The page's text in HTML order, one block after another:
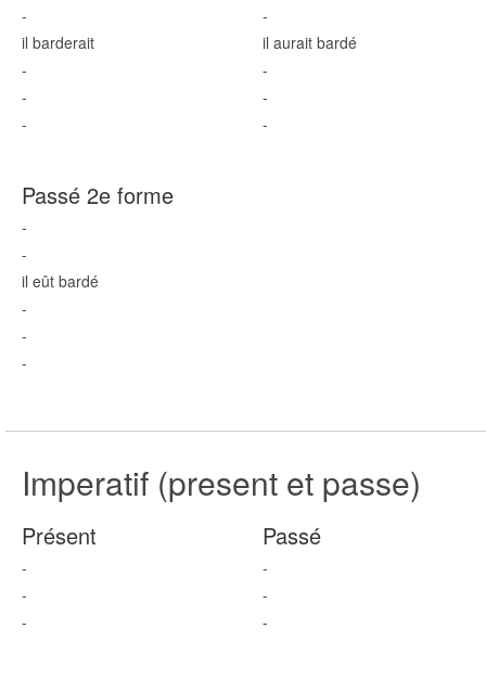
-
il barderait
-
-
-
-
il aurait bardé
-
-
-
Passé 2e forme
-
-
il eût bardé
-
-
-
Imperatif (present et passe)
Présent
-
-
-
Passé
-
-
-